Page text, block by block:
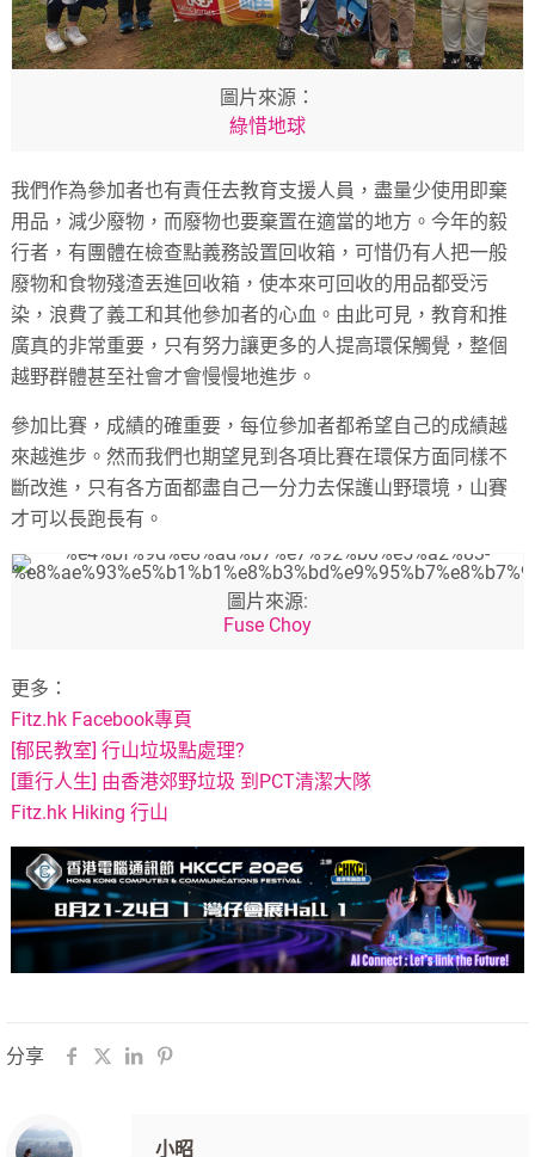
圖片來源：
綠惜地球
我們作為參加者也有責任去教育支援人員，盡量少使用即棄
用品，減少廢物，而廢物也要棄置在適當的地方。今年的毅
行者，有團體在檢查點義務設置回收箱，可惜仍有人把一般
廢物和食物殘渣丟進回收箱，使本來可回收的用品都受污
染，浪費了義工和其他參加者的心血。由此可見，教育和推
廣真的非常重要，只有努力讓更多的人提高環保觸覺，整個
越野群體甚至社會才會慢慢地進步。
參加比賽，成績的確重要，每位參加者都希望自己的成績越
來越進步。然而我們也期望見到各項比賽在環保方面同樣不
斷改進，只有各方面都盡自己一分力去保護山野環境，山賽
才可以長跑長有。
圖片來源:
Fuse Choy
更多：
Fitz.hk Facebook專頁
[郁民教室] 行山垃圾點處理?
[重行人生] 由香港郊野垃圾 到PCT清潔大隊
Fitz.hk Hiking 行山
分享
小昭